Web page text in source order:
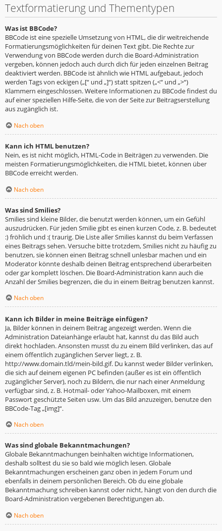
Textformatierung und Thementypen
Was ist BBCode?
BBCode ist eine spezielle Umsetzung von HTML, die dir weitreichende
Formatierungsmöglichkeiten für deinen Text gibt. Die Rechte zur
Verwendung von BBCode werden durch die Board-Administration
vergeben, können jedoch auch durch dich für jeden einzelnen Beitrag
deaktiviert werden. BBCode ist ähnlich wie HTML aufgebaut, jedoch
werden Tags von eckigen („[“ und „]“) statt spitzen („<“ und „>“)
Klammern eingeschlossen. Weitere Informationen zu BBCode findest du
auf einer speziellen Hilfe-Seite, die von der Seite zur Beitragserstellung
aus zugänglich ist.
Nach oben
Kann ich HTML benutzen?
Nein, es ist nicht möglich, HTML-Code in Beiträgen zu verwenden. Die
meisten Formatierungsmöglichkeiten, die HTML bietet, können über
BBCode erreicht werden.
Nach oben
Was sind Smilies?
Smilies sind kleine Bilder, die benutzt werden können, um ein Gefühl
auszudrücken. Für jeden Smilie gibt es einen kurzen Code, z. B. bedeutet
:) fröhlich und :( traurig. Die Liste aller Smilies kannst du beim Verfassen
eines Beitrags sehen. Versuche bitte trotzdem, Smilies nicht zu häufig zu
benutzen, sie können einen Beitrag schnell unlesbar machen und ein
Moderator könnte deshalb deinen Beitrag entsprechend überarbeiten
oder gar komplett löschen. Die Board-Administration kann auch die
Anzahl der Smilies begrenzen, die du in einem Beitrag benutzen kannst.
Nach oben
Kann ich Bilder in meine Beiträge einfügen?
Ja, Bilder können in deinem Beitrag angezeigt werden. Wenn die
Administration Dateianhänge erlaubt hat, kannst du das Bild auch
direkt hochladen. Ansonsten musst du zu einem Bild verlinken, das auf
einem öffentlich zugänglichen Server liegt, z. B.
http://www.domain.tld/mein-bild.gif. Du kannst weder Bilder verlinken,
die sich auf deinem eigenen PC befinden (außer es ist ein öffentlich
zugänglicher Server), noch zu Bildern, die nur nach einer Anmeldung
verfügbar sind, z. B. Hotmail- oder Yahoo-Mailboxen, mit einem
Passwort geschützte Seiten usw. Um das Bild anzuzeigen, benutze den
BBCode-Tag „[img]“.
Nach oben
Was sind globale Bekanntmachungen?
Globale Bekanntmachungen beinhalten wichtige Informationen,
deshalb solltest du sie so bald wie möglich lesen. Globale
Bekanntmachungen erscheinen ganz oben in jedem Forum und
ebenfalls in deinem persönlichen Bereich. Ob du eine globale
Bekanntmachung schreiben kannst oder nicht, hängt von den durch die
Board-Administration vergebenen Berechtigungen ab.
Nach oben